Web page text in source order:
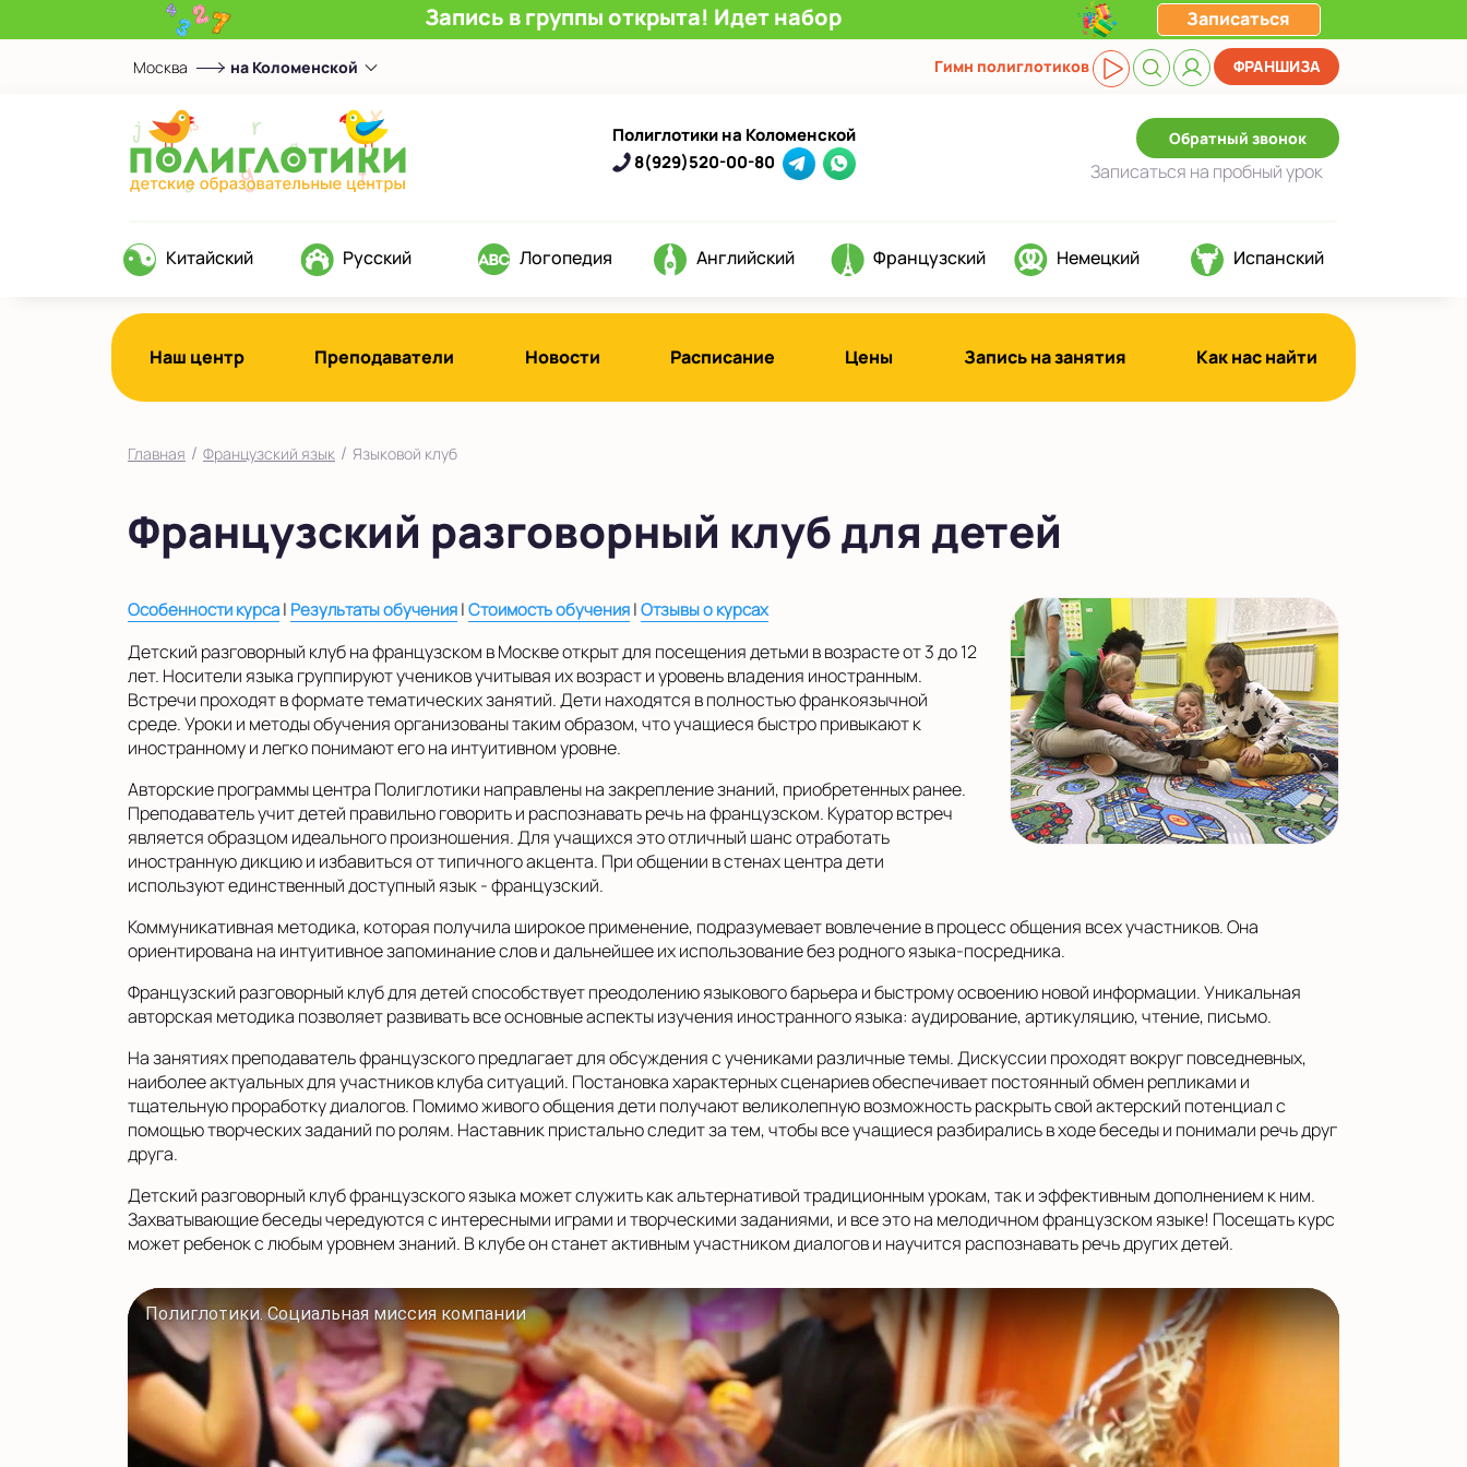
Запись в группы открыта! Идет набор Записаться
Москва на Коломенской
Выберите центр
Верхние Лихоборы
ЖК Прокшино
Ломоносовский
Якиманка
на Коломенской
Показать на карте
Гимн полиглотиков ФРАНШИЗА
Полиглотики на Коломенской
8(929)520-00-80
Обратный звонок
Записаться на пробный урок
Китайский Русский Логопедия Английский Французский Немецкий Испанский
Наш центр Преподаватели Новости Расписание Цены Запись на занятия Как нас найти
Главная / Французский язык / Языковой клуб
Французский разговорный клуб для детей
Особенности курса| Результаты обучения|Стоимость обучения|Отзывы о курсах
Детский разговорный клуб на французском в Москве открыт для посещения детьми в возрасте от 3 до 12
лет. Носители языка группируют учеников учитывая их возраст и уровень владения иностранным.
Встречи проходят в формате тематических занятий. Дети находятся в полностью франкоязычной
среде. Уроки и методы обучения организованы таким образом, что учащиеся быстро привыкают к
иностранному и легко понимают его на интуитивном уровне.
Авторские программы центра Полиглотики направлены на закрепление знаний, приобретенных ранее.
Преподаватель учит детей правильно говорить и распознавать речь на французском. Куратор встреч
является образцом идеального произношения. Для учащихся это отличный шанс отработать
иностранную дикцию и избавиться от типичного акцента. При общении в стенах центра дети
используют единственный доступный язык - французский.
Коммуникативная методика, которая получила широкое применение, подразумевает вовлечение в процесс общения всех участников. Она
ориентирована на интуитивное запоминание слов и дальнейшее их использование без родного языка-посредника.
Французский разговорный клуб для детей способствует преодолению языкового барьера и быстрому освоению новой информации. Уникальная
авторская методика позволяет развивать все основные аспекты изучения иностранного языка: аудирование, артикуляцию, чтение, письмо.
На занятиях преподаватель французского предлагает для обсуждения с учениками различные темы. Дискуссии проходят вокруг повседневных,
наиболее актуальных для участников клуба ситуаций. Постановка характерных сценариев обеспечивает постоянный обмен репликами и
тщательную проработку диалогов. Помимо живого общения дети получают великолепную возможность раскрыть свой актерский потенциал с
помощью творческих заданий по ролям. Наставник пристально следит за тем, чтобы все учащиеся разбирались в ходе беседы и понимали речь друг
друга.
Детский разговорный клуб французского языка может служить как альтернативой традиционным урокам, так и эффективным дополнением к ним.
Захватывающие беседы чередуются с интересными играми и творческими заданиями, и все это на мелодичном французском языке! Посещать курс
может ребенок с любым уровнем знаний. В клубе он станет активным участником диалогов и научится распознавать речь других детей.
Полиглотики. Социальная миссия компании